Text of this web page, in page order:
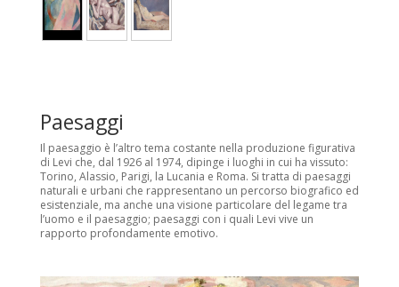
Paesaggi
Il paesaggio è l’altro tema costante nella produzione figurativa
di Levi che, dal 1926 al 1974, dipinge i luoghi in cui ha vissuto:
Torino, Alassio, Parigi, la Lucania e Roma. Si tratta di paesaggi
naturali e urbani che rappresentano un percorso biografico ed
esistenziale, ma anche una visione particolare del legame tra
l’uomo e il paesaggio; paesaggi con i quali Levi vive un
rapporto profondamente emotivo.